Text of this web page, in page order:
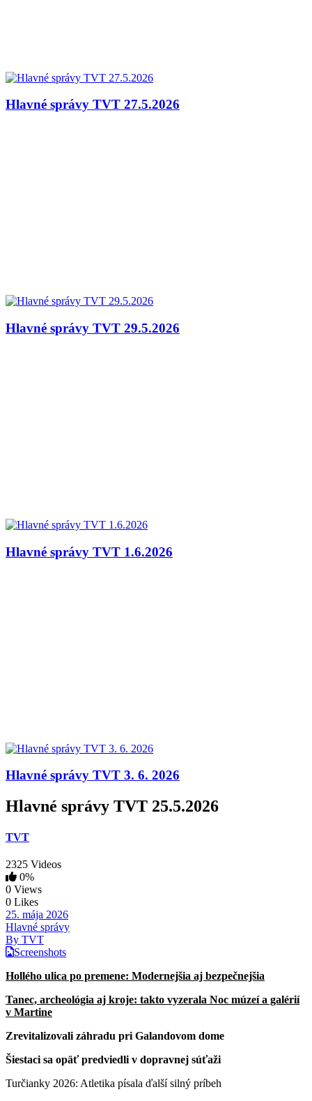
Hlavné správy TVT 27.5.2026
Hlavné správy TVT 29.5.2026
Hlavné správy TVT 1.6.2026
Hlavné správy TVT 3. 6. 2026
Hlavné správy TVT 25.5.2026
TVT
2325 Videos
0%
0 Views
0 Likes
25. mája 2026
Hlavné správy
By TVT
Screenshots
Hollého ulica po premene: Modernejšia aj bezpečnejšia
Tanec, archeológia aj kroje: takto vyzerala Noc múzeí a galérií
v Martine
Zrevitalizovali záhradu pri Galandovom dome
Šiestaci sa opäť predviedli v dopravnej súťaži
Turčianky 2026: Atletika písala ďalší silný príbeh